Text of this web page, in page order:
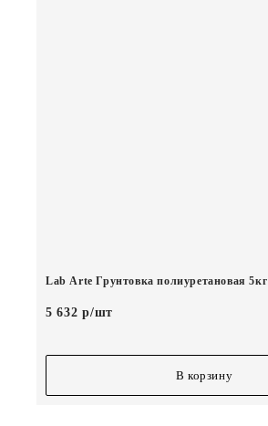
Lab Arte Грунтовка полиуретановая 5кг
5 632 р/шт
В корзину